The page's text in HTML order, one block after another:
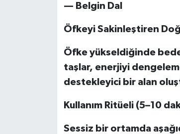
— Belgin Dal
Öfkeyi Sakinleştiren
Öfke yükseldiğinde
taşlar, enerjiyi
destekleyici bir alan
Kullanım Ritüeli (5–10
Sessiz bir ortamda